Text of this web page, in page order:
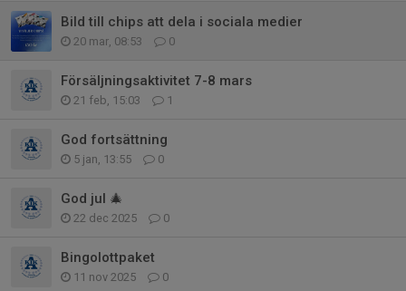
Bild till chips att dela i sociala medier
20 mar, 08:53 0
Försäljningsaktivitet 7-8 mars
21 feb, 15:03 1
God fortsättning
5 jan, 13:55 0
God jul 🎄
22 dec 2025 0
Bingolottpaket
11 nov 2025 0